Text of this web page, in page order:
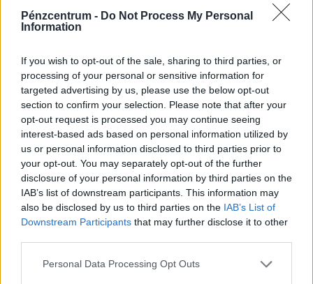
Pénzcentrum - Do Not Process My Personal
Information
If you wish to opt-out of the sale, sharing to third parties, or
processing of your personal or sensitive information for
targeted advertising by us, please use the below opt-out
section to confirm your selection. Please note that after your
opt-out request is processed you may continue seeing
interest-based ads based on personal information utilized by
us or personal information disclosed to third parties prior to
your opt-out. You may separately opt-out of the further
disclosure of your personal information by third parties on the
IAB’s list of downstream participants. This information may
also be disclosed by us to third parties on the IAB’s List of
Downstream Participants that may further disclose it to other
Personal Data Processing Opt Outs
Komoly baj is lehet abból, ha az 50 pluszos
magyarok lemondanak erről a nyáron:
könnyen rámehet az egészségük is
Azok, akik nem engedhetnek meg maguknak egy hét
pihenést az otthonuktól távol, többen vannak, mint
gondolnánk.